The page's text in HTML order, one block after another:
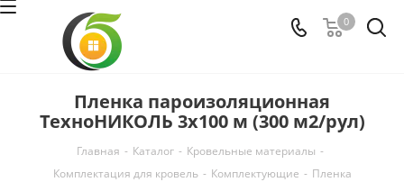
0
Пленка пароизоляционная
ТехноНИКОЛЬ 3x100 м (300 м2/рул)
Главная - Каталог - Кровельные материалы -
Комплектация для кровель - Комплектующие - Пленка